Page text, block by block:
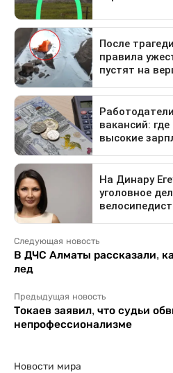
Следующая новость
В ДЧС Алматы рассказали,
лед
Предыдущая новость
Токаев заявил, что судьи
непрофессионализме
Новости мира